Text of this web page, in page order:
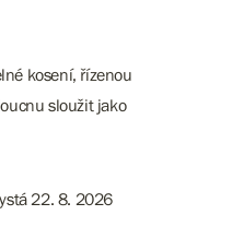
kosení, řízenou
sloužit jako
22. 8. 2026